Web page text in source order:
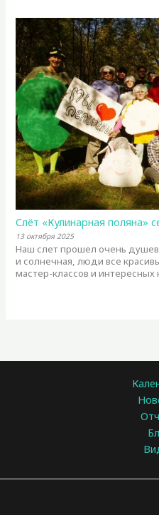
Слёт «Кулинарная поляна»
13 октября 2025
Наш слет прошел очень
и солнечная, люди все
мастер-классов и интересных